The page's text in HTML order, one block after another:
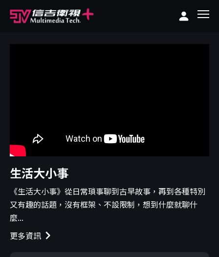
生活大小事
《生活大小事》從日常瑣事聊到古早故事，再到各種特別
又有趣的話題，沒有框架、不設限制，想到什麼就聊什
麼...
更多資訊